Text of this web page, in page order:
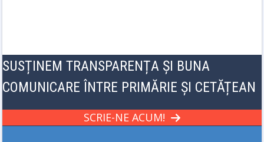
SUSȚINEM TRANSPARENȚA ȘI BUNA
COMUNICARE ÎNTRE PRIMĂRIE ȘI CETĂȚEAN
SCRIE-NE ACUM!